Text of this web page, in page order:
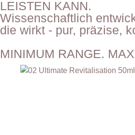
LEISTEN KANN.
Wissenschaftlich
die wirkt - pur, präzise,
MINIMUM RANGE.